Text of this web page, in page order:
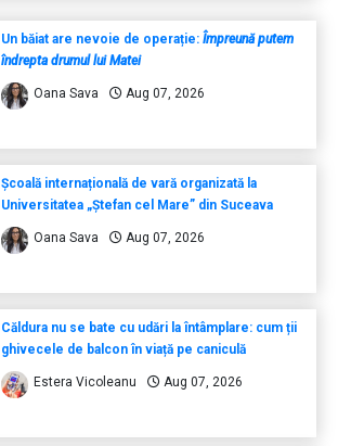
Un băiat are nevoie de operație: Împreună putem
îndrepta drumul lui Matei
Oana Sava Aug 07, 2026
Școală internațională de vară organizată la
Universitatea „Ștefan cel Mare” din Suceava
Oana Sava Aug 07, 2026
Căldura nu se bate cu udări la întâmplare: cum ții
ghivecele de balcon în viață pe caniculă
Estera Vicoleanu Aug 07, 2026